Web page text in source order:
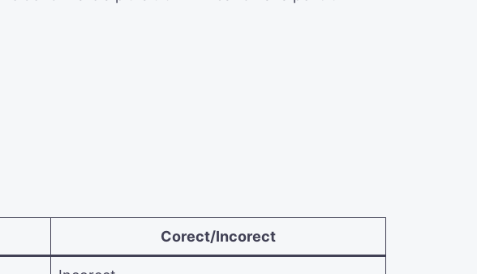
Corect/Incorect